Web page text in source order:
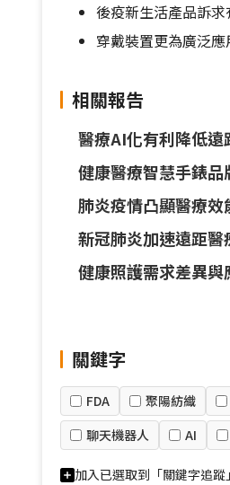
後疫新生活產品訴
穿戴裝置更為廣泛
相關報告
醫療AI化有利降低
健康醫療智慧手錶
肺炎疫情凸顯醫療
新冠肺炎加速遠距
健康照護需求差異
關鍵字
FDA 聚陽紡織
聊天機器人
AI
加入已選取到「關鍵字追蹤」